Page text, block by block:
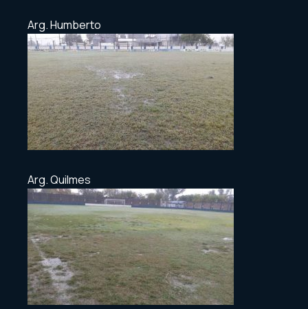
Arg. Humberto
Arg. Quilmes